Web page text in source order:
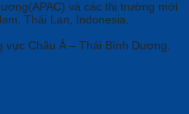
và các thị trường mới
Thái Lan, Indonesia,
vực Châu Á – Thái Bình Dương.